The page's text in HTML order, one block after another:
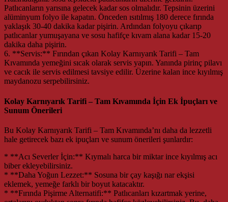
Patlıcanların yarısına gelecek kadar sos olmalıdır. Tepsinin üzerini
alüminyum folyo ile kapatın. Önceden ısıtılmış 180 derece fırında
yaklaşık 30-40 dakika kadar pişirin. Ardından folyoyu çıkarıp
patlıcanlar yumuşayana ve sosu hafifçe kıvam alana kadar 15-20
dakika daha pişirin.
6. **Servis:** Fırından çıkan Kolay Karnıyarık Tarifi – Tam
Kıvamında yemeğini sıcak olarak servis yapın. Yanında pirinç pilavı
ve cacık ile servis edilmesi tavsiye edilir. Üzerine kalan ince kıyılmış
maydanozu serpebilirsiniz.
Kolay Karnıyarık Tarifi – Tam Kıvamında İçin Ek İpuçları ve
Sunum Önerileri
Bu Kolay Karnıyarık Tarifi – Tam Kıvamında’nı daha da lezzetli
hale getirecek bazı ek ipuçları ve sunum önerileri şunlardır:
* **Acı Severler İçin:** Kıymalı harca bir miktar ince kıyılmış acı
biber ekleyebilirsiniz.
* **Daha Yoğun Lezzet:** Sosuna bir çay kaşığı nar ekşisi
eklemek, yemeğe farklı bir boyut katacaktır.
* **Fırında Pişirme Alternatifi:** Patlıcanları kızartmak yerine,